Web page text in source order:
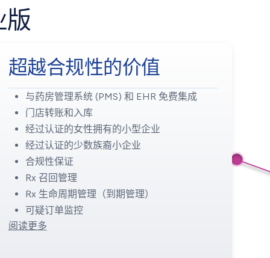
版
超越合规性的价值
与药房管理系统 (PMS) 和 EHR 免费集成
门店转账和入库
经过认证的女性拥有的小型企业
经过认证的少数族裔小企业
合规性保证
Rx 召回管理
Rx 生命周期管理（到期管理）
可疑订单监控
阅读更多